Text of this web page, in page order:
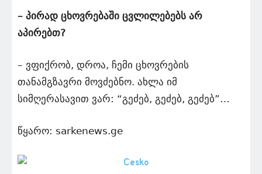
– პირად ცხოვრებაში ცვლილებებს არ
აპირებთ?
– ვფიქრობ, დროა, ჩემი ცხოვრების
თანამგზავრი მოვძებნო. ახლა იმ
სიმღერასავით ვარ: “გეძებ, გეძებ, გეძებ”…
წყარო: sarkenews.ge